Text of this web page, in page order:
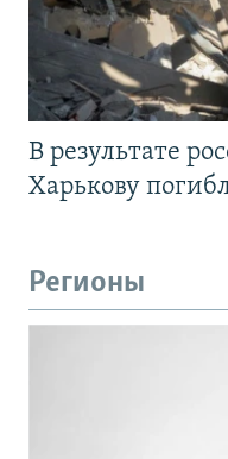
В результате
Харькову
Регионы